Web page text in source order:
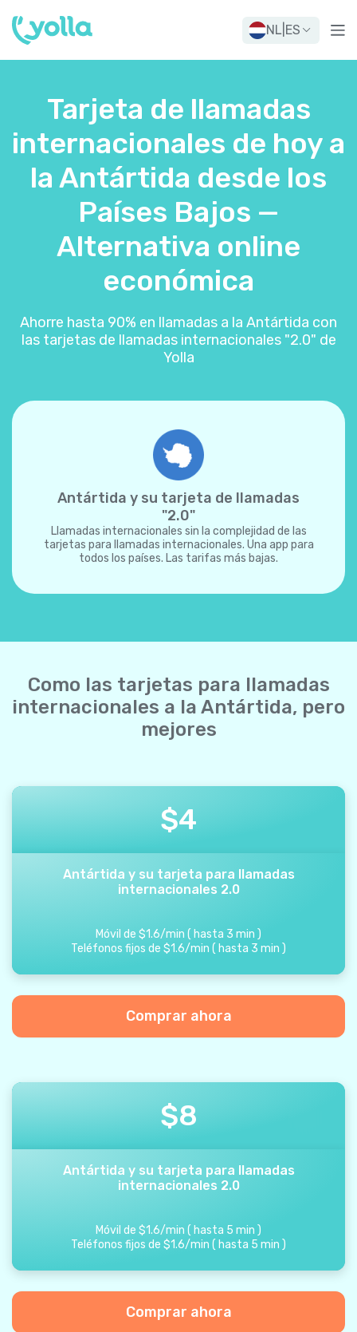
NL ES
Tarjeta de llamadas
internacionales de hoy a
la Antártida desde los
Países Bajos —
Alternativa online
económica
Ahorre hasta 90% en llamadas a la Antártida con
las tarjetas de llamadas internacionales "2.0" de
Yolla
Antártida y su tarjeta de llamadas
"2.0"
Llamadas internacionales sin la complejidad de las
tarjetas para llamadas internacionales. Una app para
todos los países. Las tarifas más bajas.
Como las tarjetas para llamadas
internacionales a la Antártida, pero
mejores
$4
Antártida y su tarjeta para llamadas
internacionales 2.0
Móvil de $1.6/min ( hasta 3 min )
Teléfonos fijos de $1.6/min ( hasta 3 min )
Comprar ahora
$8
Antártida y su tarjeta para llamadas
internacionales 2.0
Móvil de $1.6/min ( hasta 5 min )
Teléfonos fijos de $1.6/min ( hasta 5 min )
Comprar ahora